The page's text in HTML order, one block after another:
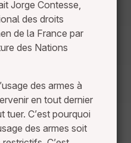
Jorge Contesse,
des droits
de la France par
des Nations
des armes à
en tout dernier
tuer. C’est pourquoi
des armes soit